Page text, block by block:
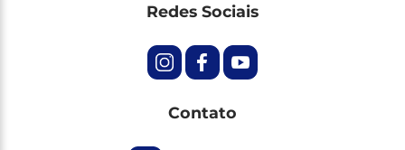
Redes Sociais
Contato